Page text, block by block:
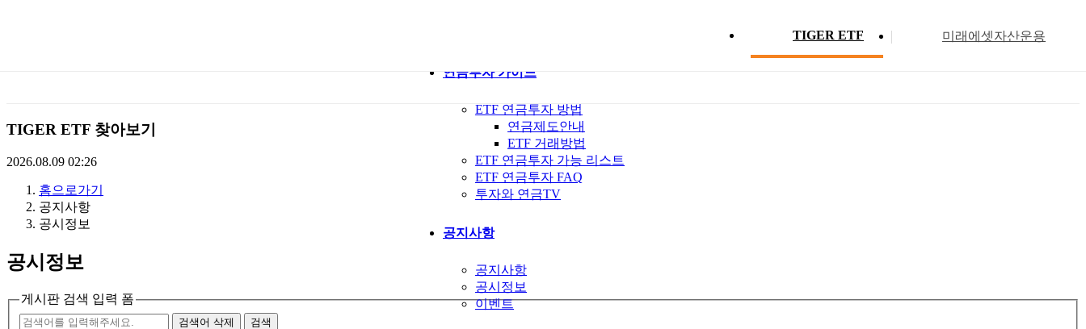
TIGER ETF 미래에셋자산운용
에
셋
TIGERETF
연금투자 가이드
ETF 연금투자 방법
연금제도안내
ETF 거래방법
ETF 연금투자 가능 리스트
ETF 연금투자 FAQ
투자와 연금TV
공지사항
공지사항
공시정보
이벤트
ETF 분배금 현황
TIGER ETF 찾아보기
2026.08.09 02:26
홈으로가기
공지사항
공시정보
공시정보
게시판 검색 입력 폼
검색어 삭제 검색